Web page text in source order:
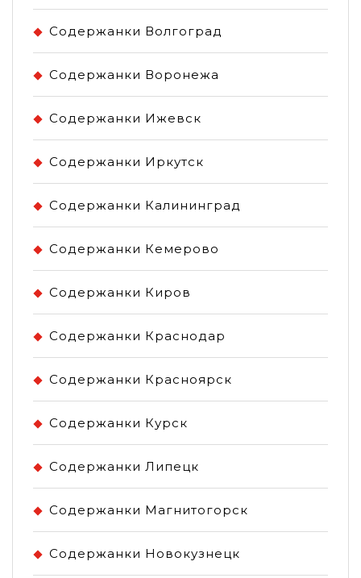
Содержанки Волгоград
Содержанки Воронежа
Содержанки Ижевск
Содержанки Иркутск
Содержанки Калининград
Содержанки Кемерово
Содержанки Киров
Содержанки Краснодар
Содержанки Красноярск
Содержанки Курск
Содержанки Липецк
Содержанки Магнитогорск
Содержанки Новокузнецк